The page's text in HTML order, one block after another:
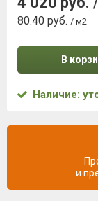
80.40 руб. / м2
В
Наличие:
и